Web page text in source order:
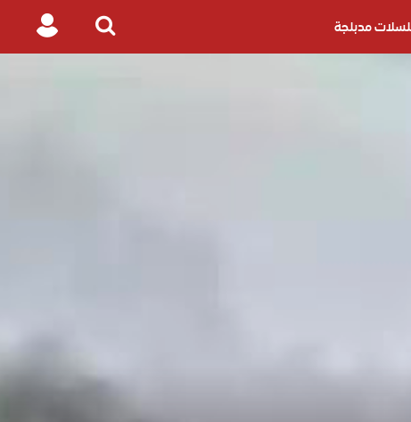
مدبلجة
Search
Login